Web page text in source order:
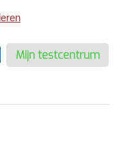
Mijn testcentrum